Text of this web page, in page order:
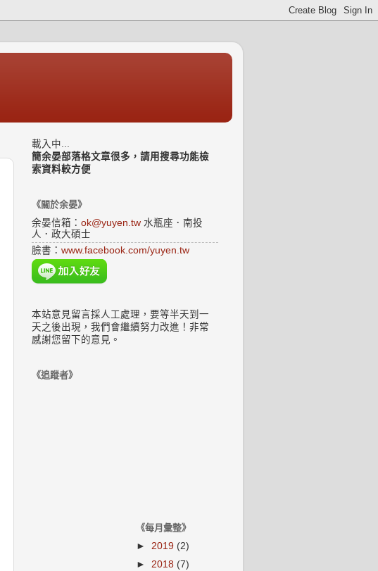
載入中...
簡余晏部落格文章很多，請用搜尋功能檢
索資料較方便
《關於余晏》
余晏信箱： ok@yuyen.tw 水瓶座．南投
人．政大碩士
臉書： www.facebook.com/yuyen.tw
本站意見留言採人工處理，要等半天到一
天之後出現，我們會繼續努力改進！非常
感謝您留下的意見。
《追蹤者》
《每月彙整》
► 2019 (2)
► 2018 (7)